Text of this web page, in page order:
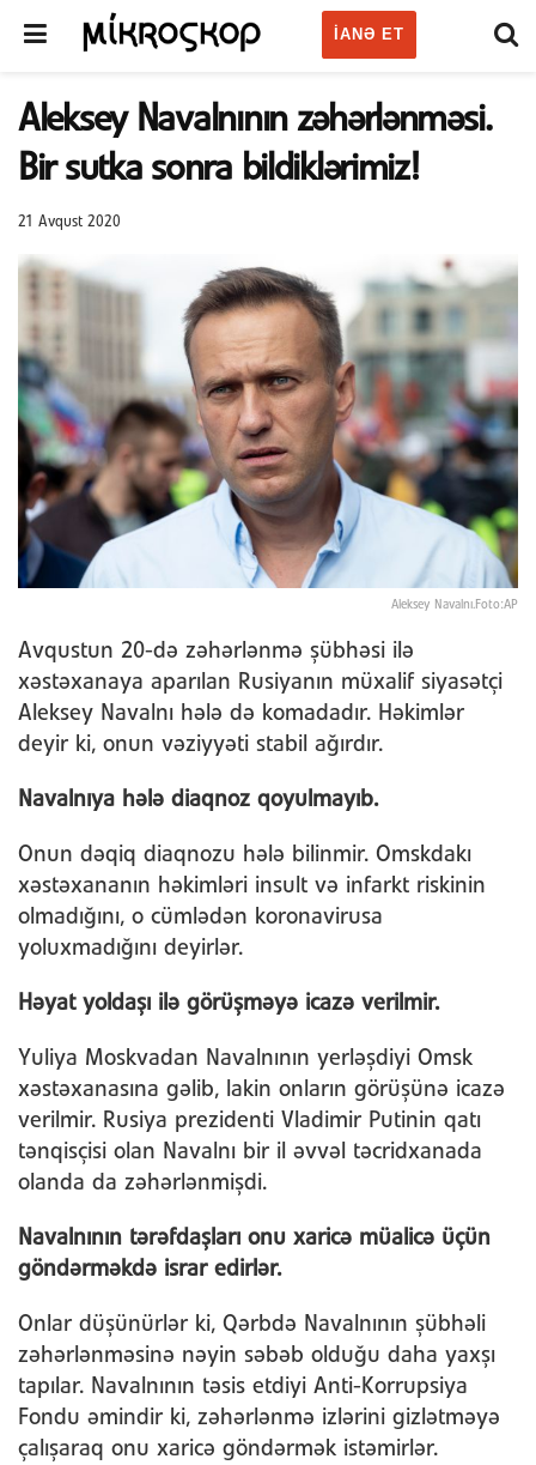
IANƏ ET
Aleksey Navalnının zəhərlənməsi.
Bir sutka sonra bildiklərimiz!
21 Avqust 2020
Aleksey Navalnı.Foto:AP
Avqustun 20-də zəhərlənmə şübhəsi ilə
xəstəxanaya aparılan Rusiyanın müxalif siyasətçi
Aleksey Navalnı hələ də komadadır. Həkimlər
deyir ki, onun vəziyyəti stabil ağırdır.
Navalnıya hələ diaqnoz qoyulmayıb.
Onun dəqiq diaqnozu hələ bilinmir. Omskdakı
xəstəxananın həkimləri insult və infarkt riskinin
olmadığını, o cümlədən koronavirusa
yoluxmadığını deyirlər.
Həyat yoldaşı ilə görüşməyə icazə verilmir.
Yuliya Moskvadan Navalnının yerləşdiyi Omsk
xəstəxanasına gəlib, lakin onların görüşünə icazə
verilmir. Rusiya prezidenti Vladimir Putinin qatı
tənqisçisi olan Navalnı bir il əvvəl təcridxanada
olanda da zəhərlənmişdi.
Navalnının tərəfdaşları onu xaricə müalicə üçün
göndərməkdə israr edirlər.
Onlar düşünürlər ki, Qərbdə Navalnının şübhəli
zəhərlənməsinə nəyin səbəb olduğu daha yaxşı
tapılar. Navalnının təsis etdiyi Anti-Korrupsiya
Fondu əmindir ki, zəhərlənmə izlərini gizlətməyə
çalışaraq onu xaricə göndərmək istəmirlər.